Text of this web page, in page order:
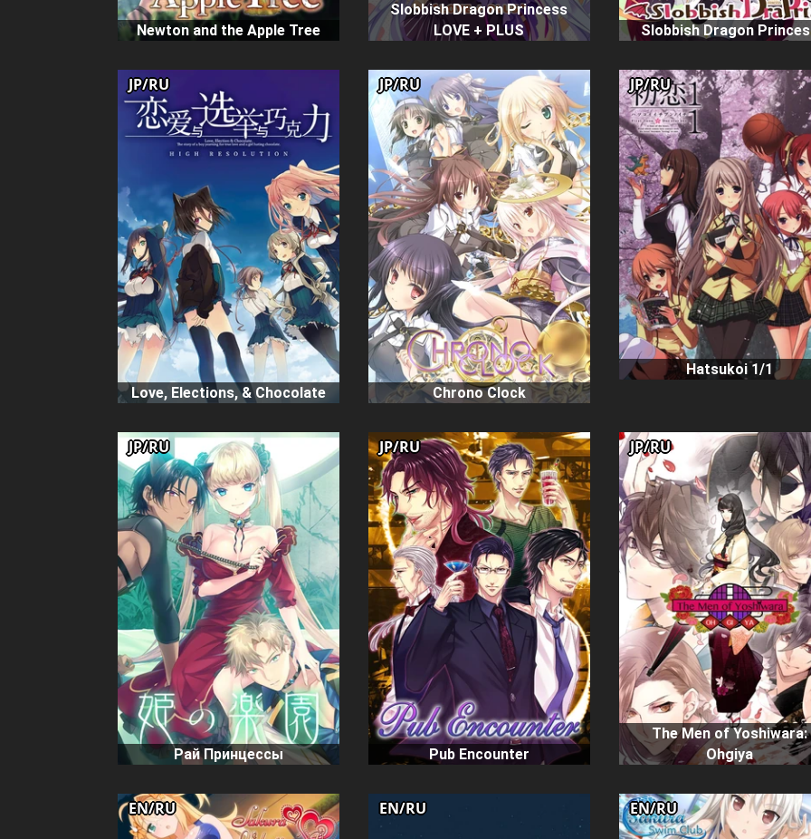
Newton and the Apple Tree
Slobbish Dragon Princess
LOVE + PLUS
Slobbish Dragon
Love, Elections, & Chocolate
JP/RU
Chrono Clock
JP/RU
Hatsukoi 1/1
JP/RU
Рай Принцессы
JP/RU
Pub Encounter
JP/RU
The Men of Yoshiwara:
Ohgiya
JP/RU
EN/RU EN/RU EN/RU